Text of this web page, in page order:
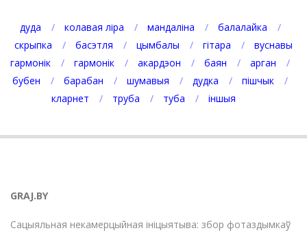
дуда колавая ліра мандаліна
балалайка
скрыпка
басэтля цымбалы гітара
вуснавы
гармонік
гармонік акардэон баян
арган
бубен
барабан шумавыя дудка
пішчык
кларнет
труба туба іншыя
GRAJ.BY
Сацыяльная некамерцыйная ініцыятыва: збор фотаздымкаў